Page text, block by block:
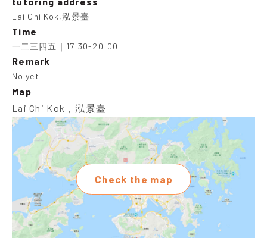
Lai Chi Kok,泓景臺
Time
一二三四五｜17:30-20:00
Remark
No yet
Map
Lai Chi Kok，泓景臺
Check the map